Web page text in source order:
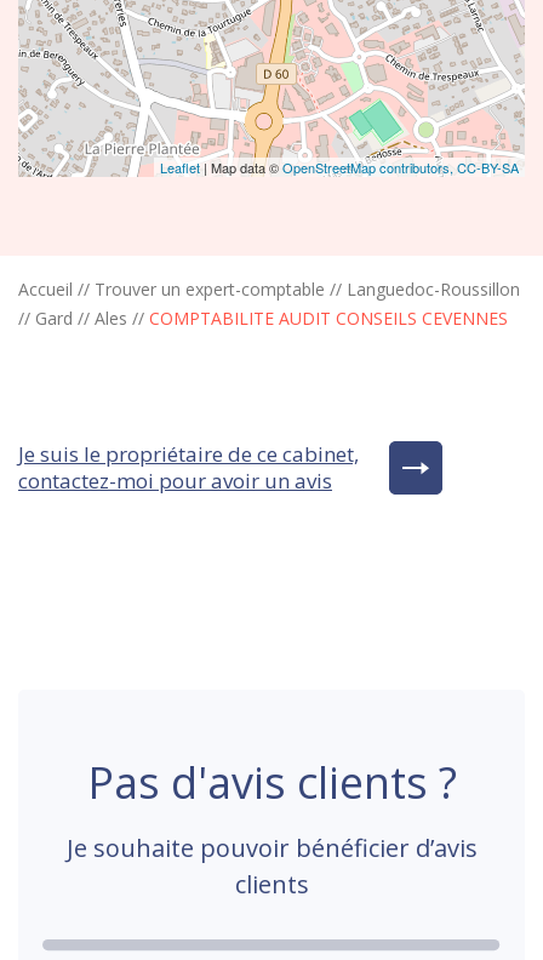
Leaflet| Map data ©OpenStreetMap contributors, CC-BY-SA
Accueil // Trouver un expert-comptable // Languedoc-Roussillon
// Gard // Ales // COMPTABILITE AUDIT CONSEILS CEVENNES
Je suis le propriétaire de ce cabinet,
contactez-moi pour avoir un avis
Pas d'avis clients ?
Je souhaite pouvoir bénéficier d’avis
clients